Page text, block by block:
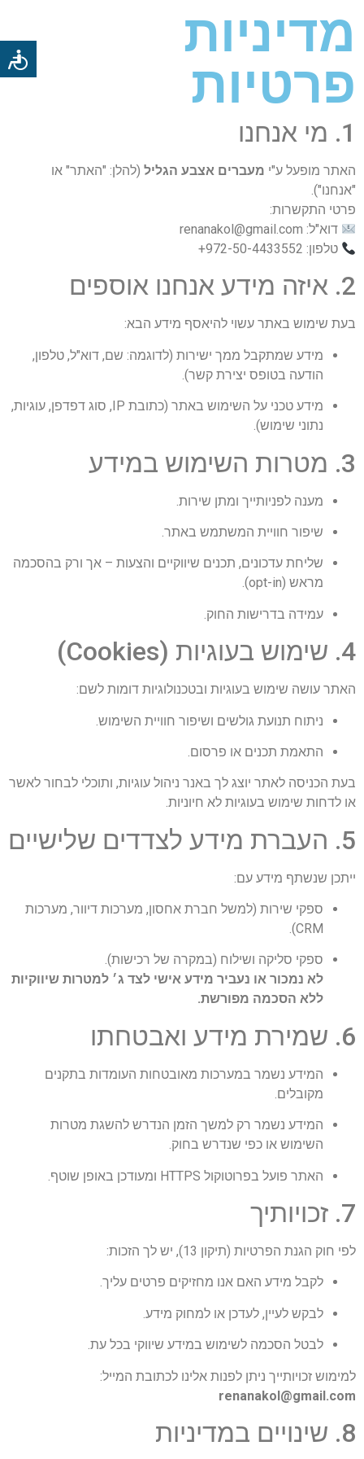
מדיניות
פרטיות
1. מי אנחנו
האתר מופעל ע"י מעברים אצבע הגליל (להלן: "האתר" או
"אנחנו").
פרטי התקשרות:
דוא"ל: renanakol@gmail.com
טלפון: ‎+972-50-4433552
2. איזה מידע אנחנו אוספים
בעת שימוש באתר עשוי להיאסף מידע הבא:
מידע שמתקבל ממך ישירות (לדוגמה: שם, דוא"ל, טלפון,
הודעה בטופס יצירת קשר).
מידע טכני על השימוש באתר (כתובת IP, סוג דפדפן, עוגיות,
נתוני שימוש).
3. מטרות השימוש במידע
מענה לפניותייך ומתן שירות.
שיפור חוויית המשתמש באתר.
שליחת עדכונים, תכנים שיווקיים והצעות – אך ורק בהסכמה
מראש (opt-in).
עמידה בדרישות החוק.
4. שימוש בעוגיות (Cookies)
האתר עושה שימוש בעוגיות ובטכנולוגיות דומות לשם:
ניתוח תנועת גולשים ושיפור חוויית השימוש.
התאמת תכנים או פרסום.
בעת הכניסה לאתר יוצג לך באנר ניהול עוגיות, ותוכלי לבחור לאשר
או לדחות שימוש בעוגיות לא חיוניות.
5. העברת מידע לצדדים שלישיים
ייתכן שנשתף מידע עם:
ספקי שירות (למשל חברת אחסון, מערכות דיוור, מערכות
CRM).
ספקי סליקה ושילוח (במקרה של רכישות).
לא נמכור או נעביר מידע אישי לצד ג׳ למטרות שיווקיות
ללא הסכמה מפורשת.
6. שמירת מידע ואבטחתו
המידע נשמר במערכות מאובטחות העומדות בתקנים
מקובלים.
המידע נשמר רק למשך הזמן הנדרש להשגת מטרות
השימוש או כפי שנדרש בחוק.
האתר פועל בפרוטוקול HTTPS ומעודכן באופן שוטף.
7. זכויותיך
לפי חוק הגנת הפרטיות (תיקון 13), יש לך הזכות:
לקבל מידע האם אנו מחזיקים פרטים עליך.
לבקש לעיין, לעדכן או למחוק מידע.
לבטל הסכמה לשימוש במידע שיווקי בכל עת.
למימוש זכויותייך ניתן לפנות אלינו לכתובת המייל:
renanakol@gmail.com
8. שינויים במדיניות